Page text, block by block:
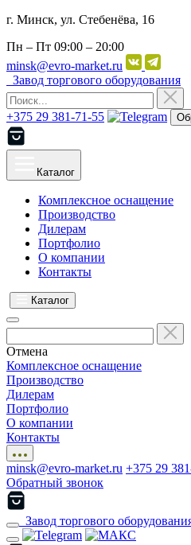
г. Минск, ул. Стебенёва, 16
Пн – Пт 09:00 – 20:00
minsk@evro-market.ru
Завод торгового оборудования
+375 29 381-71-55
Каталог
Комплексное оснащение
Производство
Дилерам
Портфолио
О компании
Контакты
Каталог
Отмена
Комплексное оснащение
Производство
Дилерам
Портфолио
О компании
Контакты
minsk@evro-market.ru +375 29
Обратный звонок
Завод торгового